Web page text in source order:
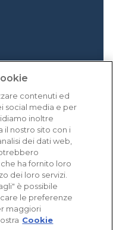
contenuti ed
social media e per
inoltre
il nostro sito con i
dei dati web,
ha fornito loro
dei loro servizi.
è possibile
le preferenze
maggiori
Cookie